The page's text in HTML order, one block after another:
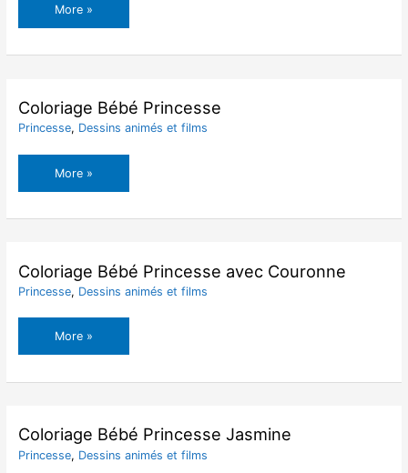
Coloriage
Bébé
More »
Coloriage Bébé Princesse
Princesse, Dessins animés et films
Coloriage
Bébé
More »
Coloriage Bébé Princesse avec Couronne
Princesse, Dessins animés et films
Coloriage
Bébé
More »
Coloriage Bébé Princesse Jasmine
Princesse, Dessins animés et films